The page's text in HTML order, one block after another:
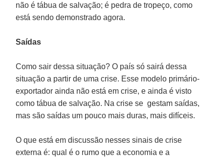
não é tábua de salvação; é pedra de tropeço, como
está sendo demonstrado agora.
Saídas
Como sair dessa situação? O país só sairá dessa
situação a partir de uma crise. Esse modelo primário-
exportador ainda não está em crise, e ainda é visto
como tábua de salvação. Na crise se gestam saídas,
mas são saídas um pouco mais duras, mais difíceis.
O que está em discussão nesses sinais de crise
externa é: qual é o rumo que a economia e a